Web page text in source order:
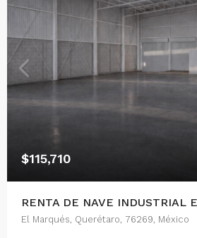
$115,710
El Marqués, Querétaro, 76269, México